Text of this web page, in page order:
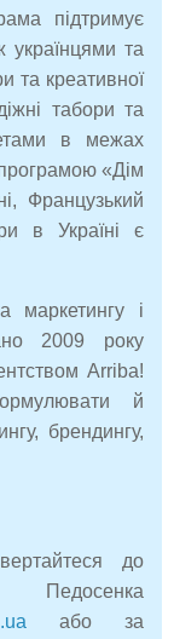
підтримує
українцями та
та креативної
табори та
в межах
«Дім
Французький
в Україні є
і
2009 року
Arriba!
й
брендингу,
до
або за